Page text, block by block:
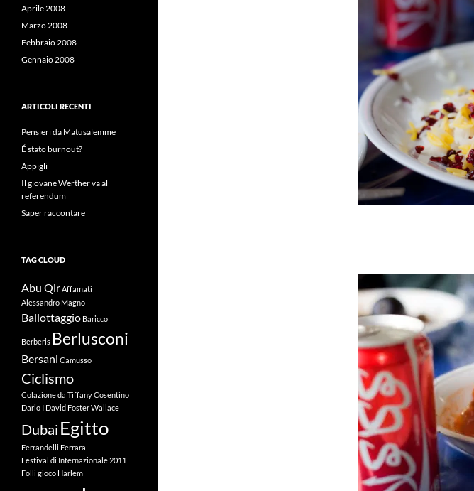
Aprile 2008
Marzo 2008
Febbraio 2008
Gennaio 2008
ARTICOLI RECENTI
Pensieri da Matusalemme
É stato burnout?
Appigli
Il giovane Werther va al
referendum
Saper raccontare
TAG CLOUD
Abu QirAffamati
Alessandro Magno
Ballottaggio Baricco
Berberis Berlusconi
Bersani Camusso
Ciclismo
Colazione da TiffanyCosentino
Dario I David Foster Wallace
Dubai Egitto
Ferrandelli Ferrara
Festival di Internazionale 2011
Folli gioco Harlem